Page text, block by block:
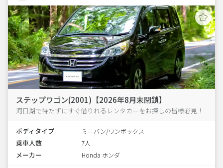
ステップワゴン(2001)【2026年8月末閉鎖】
河口湖で待たずにすぐ借りれるレンタカーをお探しの皆様必見！
ボディタイプ ミニバン/ワンボックス
乗車人数 7人
メーカー Honda ホンダ